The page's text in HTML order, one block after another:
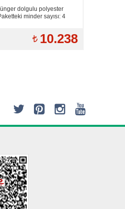
dolgulu polyester
minder sayısı: 4
10.238